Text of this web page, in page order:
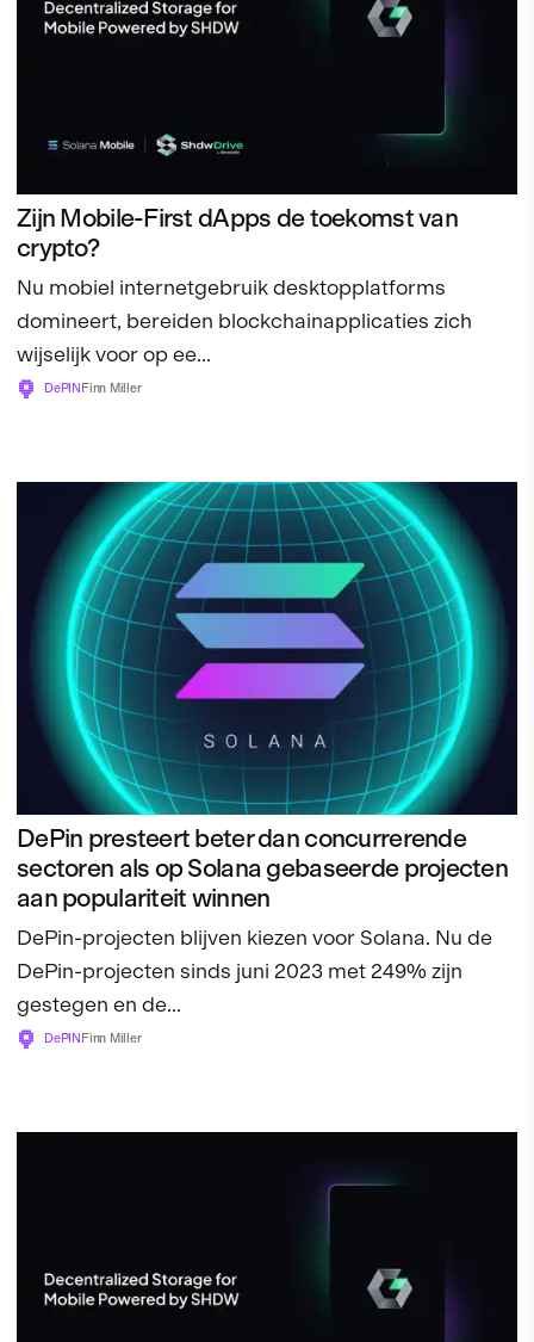
Zijn Mobile-First dApps de toekomst van
crypto?
Nu mobiel internetgebruik desktopplatforms
domineert, bereiden blockchainapplicaties zich
wijselijk voor op ee...
DePINFinn Miller
DePin presteert beter dan concurrerende
sectoren als op Solana gebaseerde projecten
aan populariteit winnen
DePin-projecten blijven kiezen voor Solana. Nu de
DePin-projecten sinds juni 2023 met 249% zijn
gestegen en de...
DePIN Finn Miller